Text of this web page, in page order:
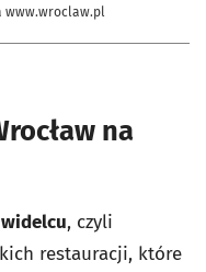
www.wroclaw.pl
na
widelcu, czyli
restauracji, które